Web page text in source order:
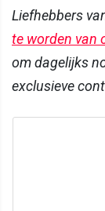
Liefhebbers
te worden van
om dagelijks
exclusieve